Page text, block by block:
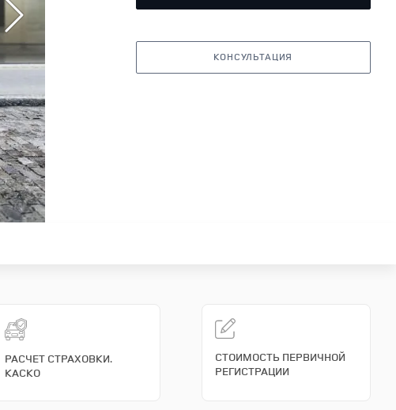
КОНСУЛЬТАЦИЯ
РАСЧЕТ СТРАХОВКИ.
КАСКО
СТОИМОСТЬ ПЕРВИЧНОЙ
РЕГИСТРАЦИИ